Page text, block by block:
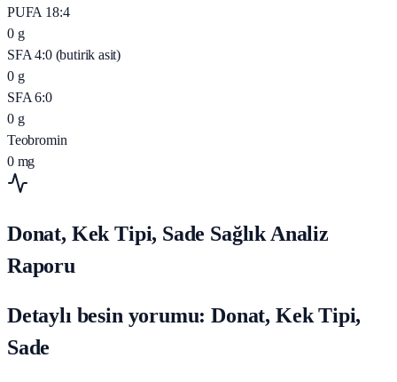
PUFA 18:4
0 g
SFA 4:0 (butirik asit)
0 g
SFA 6:0
0 g
Teobromin
0 mg
Donat, Kek Tipi, Sade Sağlık Analiz
Raporu
Detaylı besin yorumu: Donat, Kek Tipi,
Sade